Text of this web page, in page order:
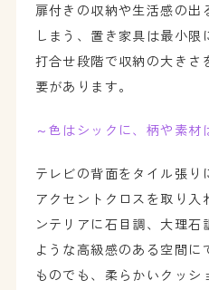
扉付きの収納や生活感の出
しまう、置き家具は最小
打合せ段階で収納の大きさ
要があります。
～色はシックに、柄や素材
テレビの背面をタイル張り
アクセントクロスを取り入
ンテリアに石目調、大理
ような高級感のある空間
ものでも、柔らかいクッ